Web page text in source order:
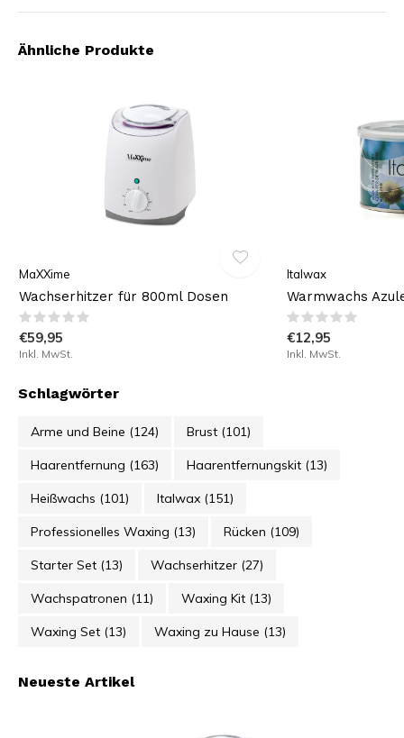
Ähnliche Produkte
MaXXime
Wachserhitzer für 800ml Dosen
€59,95
Inkl. MwSt.
Italwax
Warmwachs
€12,95
Inkl. MwSt.
Schlagwörter
Arme und Beine (124) Brust (101)
Haarentfernung (163) Haarentfernungskit (13)
Heißwachs (101) Italwax (151)
Professionelles Waxing (13) Rücken (109)
Starter Set (13) Wachserhitzer (27)
Wachspatronen (11) Waxing Kit (13)
Waxing Set (13) Waxing zu Hause (13)
Neueste Artikel